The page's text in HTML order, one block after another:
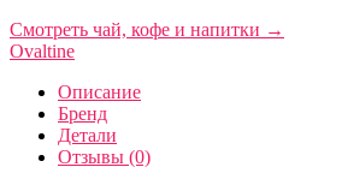
Смотреть чай, кофе и напитки →
Ovaltine
Описание
Бренд
Детали
Отзывы (0)